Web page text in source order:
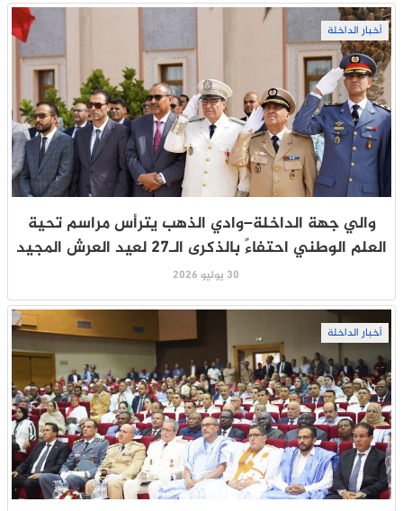
أخبار الداخلة
والي جهة الداخلة–وادي الذهب يترأس مراسم تحية
العلم الوطني احتفاءً بالذكرى الـ27 لعيد العرش المجيد
30 يوليو 2026
أخبار الداخلة